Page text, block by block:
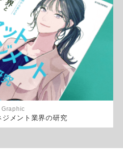
Graphic
ジメント業界の研究